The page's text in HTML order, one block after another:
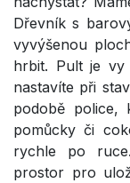
Dřevník s
vyvýšenou
hrbit. Pult je vy
nastavíte při
podobě police,
pomůcky či
rychle po
prostor pro